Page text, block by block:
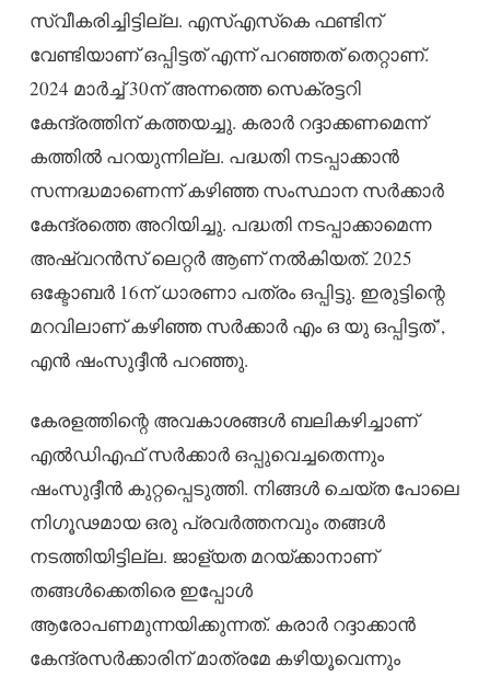
സ്വീകരിച്ചിട്ടില്ല. എസ്എസ്‌കെ ഫണ്ടിന്
വേണ്ടിയാണ് ഒപ്പിട്ടത് എന്ന് പറഞ്ഞത് തെറ്റാണ്.
2024 മാര്‍ച്ച് 30ന് അന്നത്തെ സെക്രട്ടറി
കേന്ദ്രത്തിന് കത്തയച്ചു. കരാര്‍ റദ്ദാക്കണമെന്ന്
കത്തില്‍ പറയുന്നില്ല. പദ്ധതി നടപ്പാക്കാന്‍
സന്നദ്ധമാണെന്ന് കഴിഞ്ഞ സംസ്ഥാന സര്‍ക്കാര്‍
കേന്ദ്രത്തെ അറിയിച്ചു. പദ്ധതി നടപ്പാക്കാമെന്ന
അഷ്വറന്‍സ് ലെറ്റര്‍ ആണ് നല്‍കിയത്. 2025
ഒക്ടോബര്‍ 16ന് ധാരണാ പത്രം ഒപ്പിട്ടു. ഇരുട്ടിന്റെ
മറവിലാണ് കഴിഞ്ഞ സര്‍ക്കാര്‍ എം ഒ യു ഒപ്പിട്ടത്’,
എന്‍ ഷംസുദ്ദീന്‍ പറഞ്ഞു.
കേരളത്തിന്റെ അവകാശങ്ങള്‍ ബലികഴിച്ചാണ്
എല്‍ഡിഎഫ് സര്‍ക്കാര്‍ ഒപ്പുവെച്ചതെന്നും
ഷംസുദ്ദീന്‍ കുറ്റപ്പെടുത്തി. നിങ്ങള്‍ ചെയ്ത പോലെ
നിഗൂഢമായ ഒരു പ്രവര്‍ത്തനവും തങ്ങള്‍
നടത്തിയിട്ടില്ല. ജാള്യത മറയ്ക്കാനാണ്
തങ്ങള്‍ക്കെതിരെ ഇപ്പോള്‍
ആരോപണമുന്നയിക്കുന്നത്. കരാര്‍ റദ്ദാക്കാന്‍
കേന്ദ്രസര്‍ക്കാരിന് മാത്രമേ കഴിയൂവെന്നും